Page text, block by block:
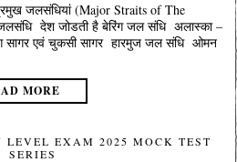
जलसंधियां (Major Straits of The
देश जोडती है बेरिंग जल संधि अलास्का –
सागर एवं चुकसी सागर हारमुज जल संधि ओमन
MORE
LEVEL EXAM 2025 MOCK TEST
SERIES